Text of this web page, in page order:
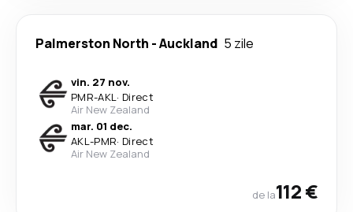
Palmerston North -Auckland 5 zile
vin. 27 nov.
PMR-AKL· Direct
Air New Zealand
mar. 01 dec.
AKL-PMR· Direct
Air New Zealand
de la112 €